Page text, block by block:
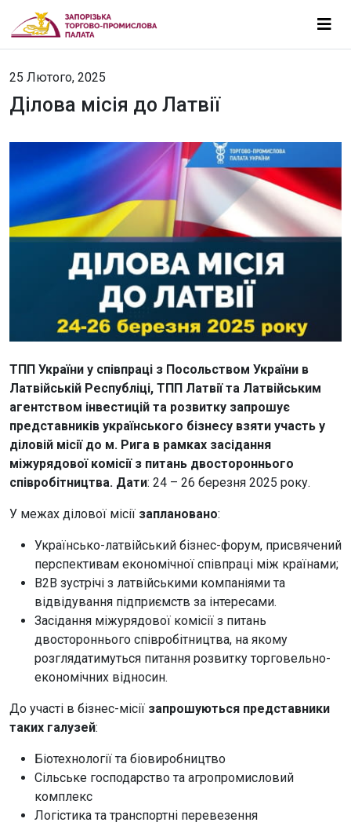
25 Лютого, 2025
Ділова місія до Латвії
ТПП України у співпраці з Посольством України в
Латвійській Республіці, ТПП Латвії та Латвійським
агентством інвестицій та розвитку запрошує
представників українського бізнесу взяти участь у
діловій місії до м. Рига в рамках засідання
міжурядової комісії з питань двостороннього
співробітництва. Дати: 24 – 26 березня 2025 року.
У межах ділової місії заплановано:
Українсько-латвійський бізнес-форум, присвячений
перспективам економічної співпраці між країнами;
B2B зустрічі з латвійськими компаніями та
відвідування підприємств за інтересами.
Засідання міжурядової комісії з питань
двостороннього співробітництва, на якому
розглядатимуться питання розвитку торговельно-
економічних відносин.
До участі в бізнес-місії запрошуються представники
таких галузей:
Біотехнології та біовиробництво
Сільське господарство та агропромисловий
комплекс
Логістика та транспортні перевезення